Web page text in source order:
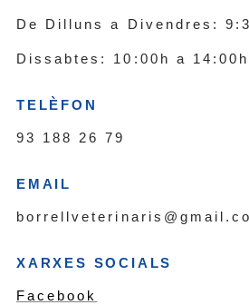
De Dilluns a Divendres:
Dissabtes: 10:00h a 14:00h
TELÈFON
93 188 26 79
EMAIL
XARXES SOCIALS
Facebook